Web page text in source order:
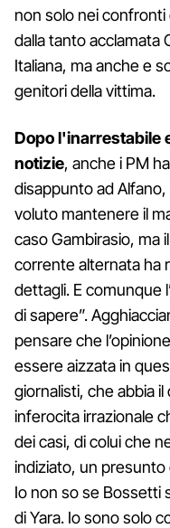
non solo nei confronti
dalla tanto acclamata
Italiana, ma anche e
genitori della vittima.
Dopo l'inarrestabile
notizie, anche i PM
disappunto ad
voluto mantenere il
caso Gambirasio, ma
corrente alternata ha
dettagli. E comunque
di sapere”.
pensare che
essere aizzata in
giornalisti, che abbia
inferocita irrazionale
dei casi, di colui che
indiziato, un presunto
Io non so se Bossetti
di Yara. Io sono solo